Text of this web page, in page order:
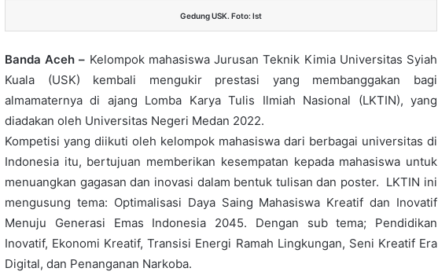
Gedung USK. Foto: Ist
Banda Aceh – Kelompok mahasiswa Jurusan Teknik Kimia Universitas Syiah
Kuala (USK) kembali mengukir prestasi yang membanggakan bagi
almamaternya di ajang Lomba Karya Tulis Ilmiah Nasional (LKTIN), yang
diadakan oleh Universitas Negeri Medan 2022.
Kompetisi yang diikuti oleh kelompok mahasiswa dari berbagai universitas di
Indonesia itu, bertujuan memberikan kesempatan kepada mahasiswa untuk
menuangkan gagasan dan inovasi dalam bentuk tulisan dan poster. LKTIN ini
mengusung tema: Optimalisasi Daya Saing Mahasiswa Kreatif dan Inovatif
Menuju Generasi Emas Indonesia 2045. Dengan sub tema; Pendidikan
Inovatif, Ekonomi Kreatif, Transisi Energi Ramah Lingkungan, Seni Kreatif Era
Digital, dan Penanganan Narkoba.